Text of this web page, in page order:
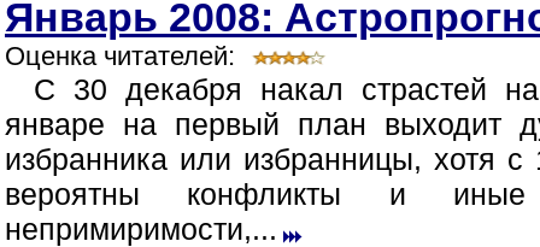
Январь 2008:
Оценка читателей:
С 30 декабря накал страстей
январе на первый план выходит
избранника или избранницы, хотя
вероятны конфликты и иные
непримиримости,...